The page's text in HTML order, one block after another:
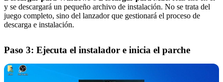
y se descargará un pequeño archivo de instalación. No se trata del
juego completo, sino del lanzador que gestionará el proceso de
descarga e instalación.
Paso 3: Ejecuta el instalador e inicia el parche